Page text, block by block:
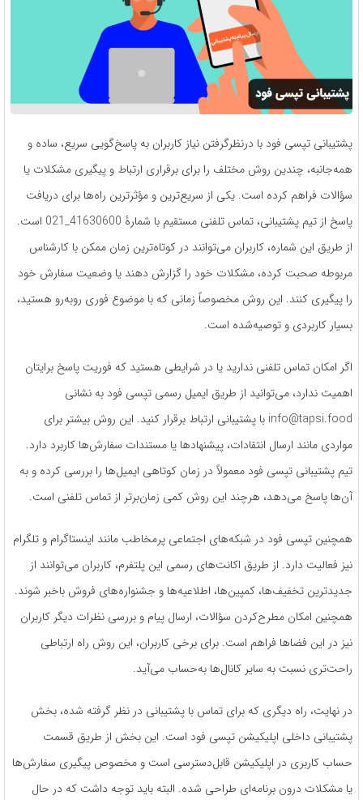
پشتیبانی تپسی فود با درنظرگرفتن نیاز کاربران به پاسخ‌گویی سریع، ساده و
همه‌جانبه، چندین روش مختلف را برای برقراری ارتباط و پیگیری مشکلات یا
سؤالات فراهم کرده است. یکی از سریع‌ترین و مؤثرترین راه‌ها برای دریافت
پاسخ از تیم پشتیبانی، تماس تلفنی مستقیم با شمارهٔ 41630600_021 است.
از طریق این شماره، کاربران می‌توانند در کوتاه‌ترین زمان ممکن با کارشناس
مربوطه صحبت کرده، مشکلات خود را گزارش دهند یا وضعیت سفارش خود
را پیگیری کنند. این روش مخصوصاً زمانی که با موضوع فوری روبه‌رو هستید،
بسیار کاربردی و توصیه‌شده است.
اگر امکان تماس تلفنی ندارید یا در شرایطی هستید که فوریت پاسخ برایتان
اهمیت ندارد، می‌توانید از طریق ایمیل رسمی تپسی فود به نشانی
info@tapsi.food با پشتیبانی ارتباط برقرار کنید. این روش بیشتر برای
مواردی مانند ارسال انتقادات، پیشنهادها یا مستندات سفارش‌ها کاربرد دارد.
تیم پشتیبانی تپسی فود معمولاً در زمان کوتاهی ایمیل‌ها را بررسی کرده و به
آن‌ها پاسخ می‌دهد، هرچند این روش کمی زمان‌برتر از تماس تلفنی است.
همچنین تپسی فود در شبکه‌های اجتماعی پرمخاطب مانند اینستاگرام و تلگرام
نیز فعالیت دارد. از طریق اکانت‌های رسمی این پلتفرم، کاربران می‌توانند از
جدیدترین تخفیف‌ها، کمپین‌ها، اطلاعیه‌ها و جشنواره‌های فروش باخبر شوند.
همچنین امکان مطرح‌کردن سؤالات، ارسال پیام و بررسی نظرات دیگر کاربران
نیز در این فضاها فراهم است. برای برخی کاربران، این روش راه ارتباطی
راحت‌تری نسبت به سایر کانال‌ها به‌حساب می‌آید.
در نهایت، راه دیگری که برای تماس با پشتیبانی در نظر گرفته شده، بخش
پشتیبانی داخلی اپلیکیشن تپسی فود است. این بخش از طریق قسمت
حساب کاربری در اپلیکیشن قابل‌دسترسی است و مخصوص پیگیری سفارش‌ها
یا مشکلات درون برنامه‌ای طراحی شده. البته باید توجه داشت که در حال